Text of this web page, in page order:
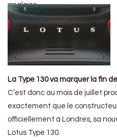
anglaise.
La Type 130 va marquer la fin
C’est donc au mois de juillet
exactement que le
officiellement à Londres, sa
Lotus Type 130.